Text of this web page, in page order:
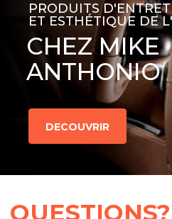
PRODUITS
ET ESTHÉTIQUE DE
CHEZ MIKE
ANTHONIO
DECOUVRIR
QUESTIONS?